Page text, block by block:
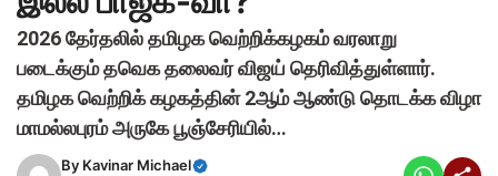
2026 தேர்தலில் தமிழக வெற்றிக்கழகம் வரலாறு
படைக்கும் தவெக தலைவர் விஜய் தெரிவித்துள்ளார்.
தமிழக வெற்றிக் கழகத்தின் 2ஆம் ஆண்டு தொடக்க விழா
மாமல்லபுரம் அருகே பூஞ்சேரியில்…
By Kavinar Michael